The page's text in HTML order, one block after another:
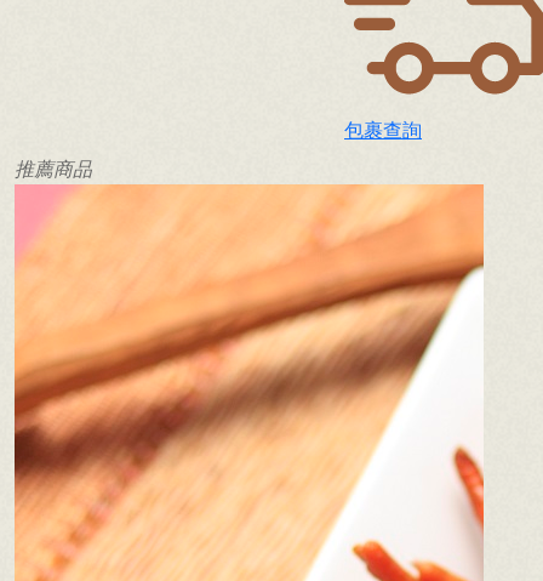
包裹查詢
推薦商品